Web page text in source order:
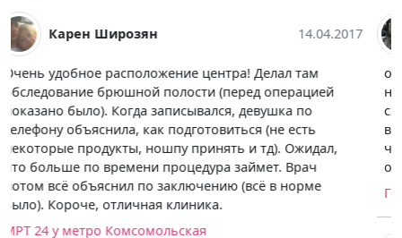
Дмитрий Москвитин 13.06.2017
обратился в семейный доктор первый раз, записался
на МРТ голеностопа. по акции после исследования
сходил на консультацию к травматологу. отличный
врач, назначил физиотерапию и лечение тейпами,
что мне быстро помогло убрать боль при ходьбе.
очень доволен таким быстрым решением проблемы.
Госпитальный центр "Семейный доктор"